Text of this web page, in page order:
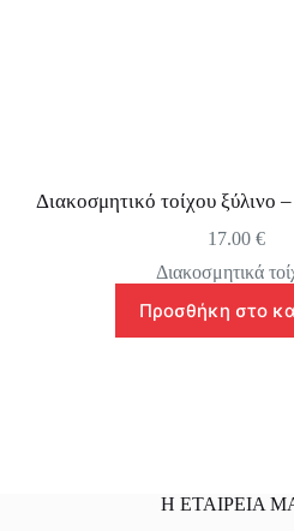
Διακοσμητικό τοίχου ξύλινο
17.00€
Διακοσμητικά
Προσθήκη στο
Η ΕΤΑΙΡΕΙΑ